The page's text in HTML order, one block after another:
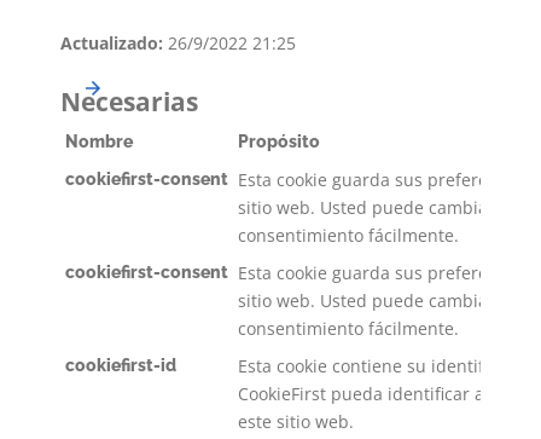
Actualizado: 26/9/2022 21:25
Necesarias
Nombre
Propósito
cookiefirst-consent Esta cookie guarda sus preferencias
sitio web. Usted puede cambiarlos o
consentimiento fácilmente.
cookiefirst-consent Esta cookie guarda sus preferencias
sitio web. Usted puede cambiarlos o
consentimiento fácilmente.
cookiefirst-id
Esta cookie contiene su
CookieFirst pueda identificar a los
este sitio web.